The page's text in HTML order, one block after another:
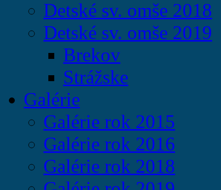
Detské sv. omše 2018
Detské sv. omše 2019
Brekov
Strážske
Galérie
Galérie rok 2015
Galérie rok 2016
Galérie rok 2018